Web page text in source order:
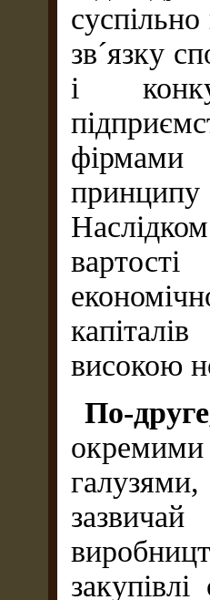
суспiльно
зв´язку
і
фірмами
високою
По-